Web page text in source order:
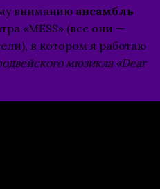
вниманию ансамбль
«MESS» (все они —
в котором я работаю
мюзикла «Dear